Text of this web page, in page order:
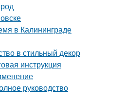
в Калининграде
в стильный декор
инструкция
руководство